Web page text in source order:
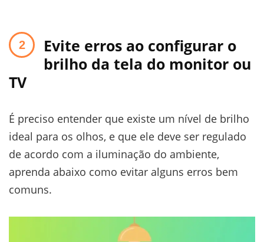
Evite erros ao configurar o
brilho da tela do monitor ou
TV
É preciso entender que existe um nível de brilho
ideal para os olhos, e que ele deve ser regulado
de acordo com a iluminação do ambiente,
aprenda abaixo como evitar alguns erros bem
comuns.